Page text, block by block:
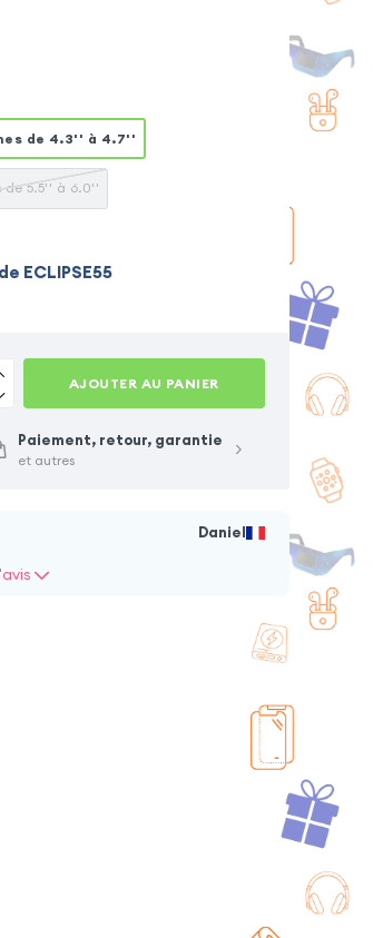
de 4.3'' à 4.7''
de 5.5'' à 6.0''
ECLIPSE55
AJOUTER AU PANIER
Paiement, retour, garantie
et autres
Daniel